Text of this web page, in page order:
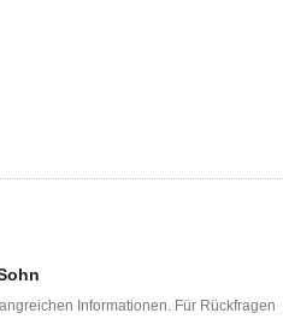
Informationen. Für Rückfragen